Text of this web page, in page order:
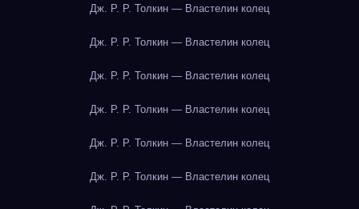
Дж. Р. Р. Толкин — Властелин колец
Дж. Р. Р. Толкин — Властелин колец
Дж. Р. Р. Толкин — Властелин колец
Дж. Р. Р. Толкин — Властелин колец
Дж. Р. Р. Толкин — Властелин колец
Дж. Р. Р. Толкин — Властелин колец